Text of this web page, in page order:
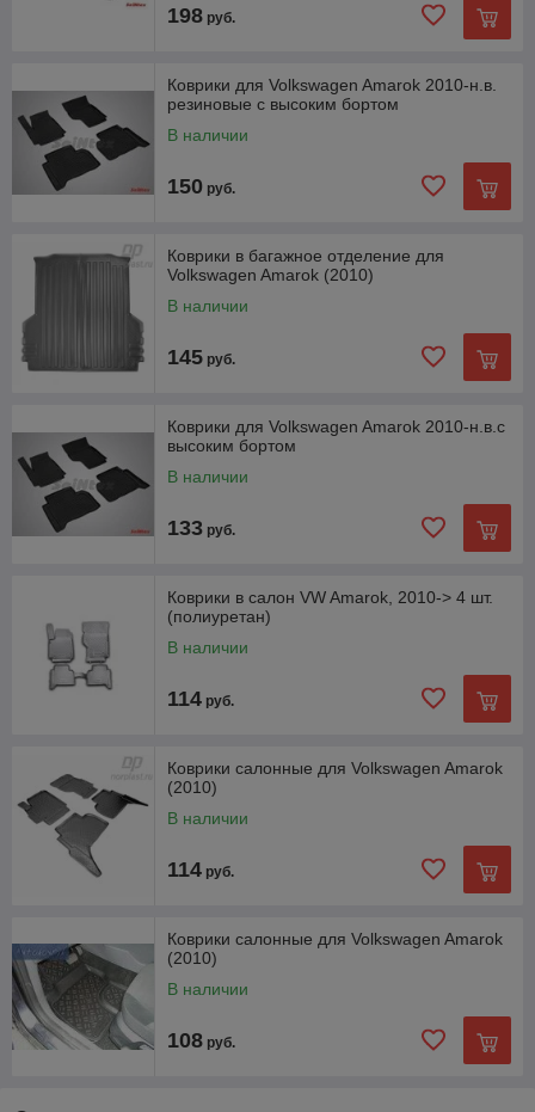
198 руб.
Коврики для Volkswagen Amarok 2010-н.в.
резиновые с высоким бортом
В наличии
150 руб.
Коврики в багажное отделение для
Volkswagen Amarok (2010)
В наличии
145 руб.
Коврики для Volkswagen Amarok 2010-н.в.с
высоким бортом
В наличии
133 руб.
Коврики в салон VW Amarok, 2010-> 4 шт.
(полиуретан)
В наличии
114 руб.
Коврики салонные для Volkswagen Amarok
(2010)
В наличии
114 руб.
Коврики салонные для Volkswagen Amarok
(2010)
В наличии
108 руб.